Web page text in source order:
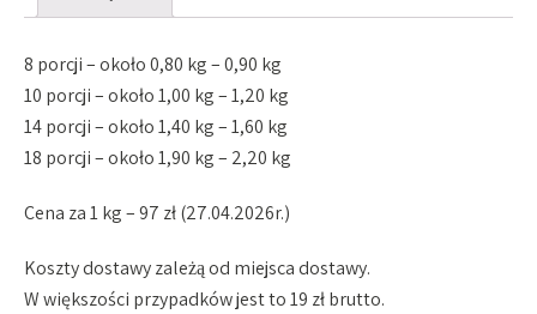
quantity
8 porcji – około 0,80 kg – 0,90 kg
10 porcji – około 1,00 kg – 1,20 kg
14 porcji – około 1,40 kg – 1,60 kg
18 porcji – około 1,90 kg – 2,20 kg
Cena za 1 kg – 97 zł (27.04.2026r.)
Koszty dostawy zależą od miejsca dostawy.
W większości przypadków jest to 19 zł brutto.